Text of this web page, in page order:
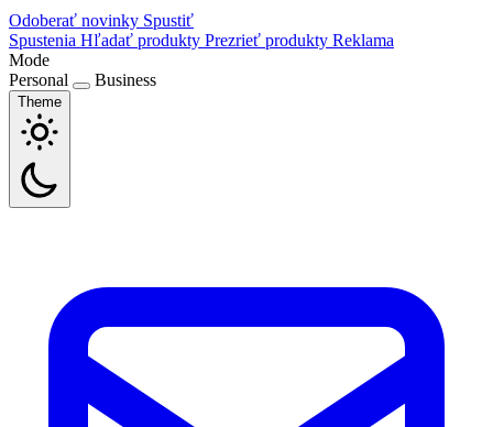
Odoberať novinky Spustiť
Spustenia Hľadať produkty Prezrieť produkty Reklama
Mode
Personal
Business
Theme